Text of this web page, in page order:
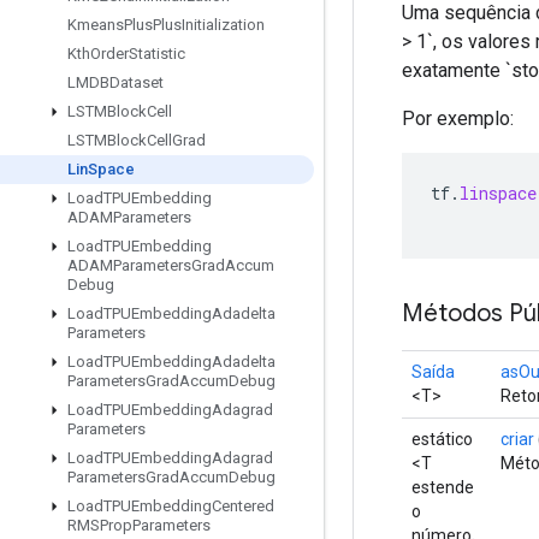
KmeansPlusPlusInitialization
KthOrderStatistic
LMDBDataset
LSTMBlockCell
LSTMBlockCell Grad
LinSpace
LoadTPUEmbedding
ADAMParameters
LoadTPUEmbedding
ADAMParametersGradAccum
Debug
LoadTPUEmbeddingAdadelta
Parameters
LoadTPUEmbeddingAdadelta
ParametersGradAccumDebug
LoadTPUEmbeddingAdagrad
Parameters
LoadTPUEmbeddingAdagrad
ParametersGradAccumDebug
LoadTPUEmbeddingCentered
RMSPropParameters
Uma sequência
> 1`, os valores
exatamente
Por exemplo:
tf. linspace
Métodos
Saída
<T>
estático
<T
estende
o
criar